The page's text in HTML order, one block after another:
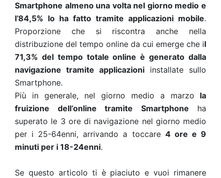
Smartphone almeno una volta nel giorno medio e
l’84,5% lo ha fatto tramite applicazioni mobile.
Proporzione che si riscontra anche nella
distribuzione del tempo online da cui emerge che il
71,3% del tempo totale online è generato dalla
navigazione tramite applicazioni installate sullo
Smartphone.
Più in generale, nel giorno medio a marzo la
fruizione dell’online tramite Smartphone ha
superato le 3 ore di navigazione nel giorno medio
per i 25-64enni, arrivando a toccare 4 ore e 9
minuti per i 18-24enni.
Se questo articolo ti è piaciuto e vuoi rimanere